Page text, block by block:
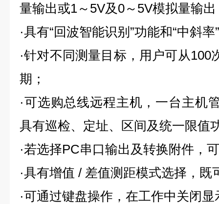
量输出或1～ 5V及 0～ 5V模拟量输
·具有“回波智能识别”功能和“中斜
·针对不同测量目标，用户可从100
期；
·可选购总线远程主机，一台主机
具有巡检、定址、区间及统一限值
·若选择PC串口输出及转换附件，
·具有增值 / 差值测距模式选择，既
·可通过键盘操作，在工作中关闭